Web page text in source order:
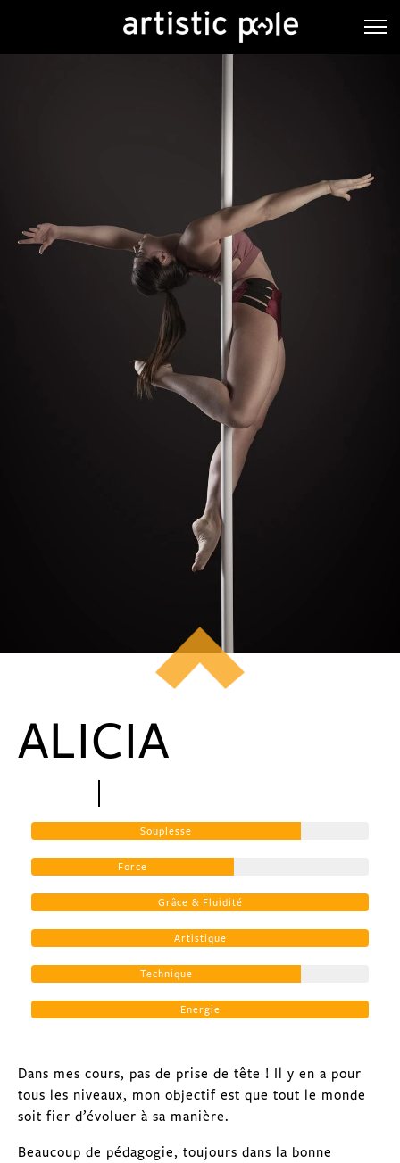
ALICIA
Souplesse
Force
Grâce & Fluidité
Artistique
Technique
Energie
Dans mes cours, pas de prise de tête ! Il y en a pour
tous les niveaux, mon objectif est que tout le monde
soit fier d’évoluer à sa manière.
Beaucoup de pédagogie, toujours dans la bonne